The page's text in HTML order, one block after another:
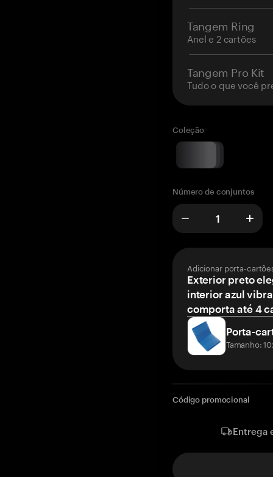
Tangem Ring
Anel e 2 cartões
Tangem Pro Kit
Tudo o que você
Coleção
Número de conjuntos
Adicionar porta-
Exterior preto
interior azul
comporta até 4
Porta-
Tamanho:
Código promocional
Entrega